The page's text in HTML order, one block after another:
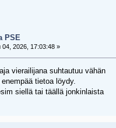
PSE
04, 2026, 17:03:48 »
vierailijana suhtautuu vähän
tietoa löydy.
siellä tai täällä jonkinlaista